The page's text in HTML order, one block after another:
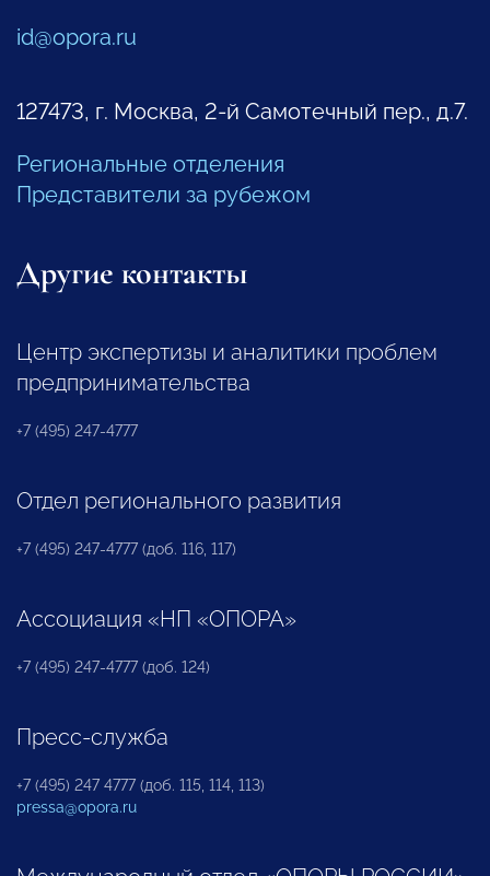
id@opora.ru
127473, г. Москва, 2-й Самотечный пер., д.7.
Региональные отделения
Представители за рубежом
Другие контакты
Центр экспертизы и аналитики проблем
предпринимательства
+7 (495) 247-4777
Отдел регионального развития
+7 (495) 247-4777 (доб. 116, 117)
Ассоциация «НП «ОПОРА»
+7 (495) 247-4777 (доб. 124)
Пресс-служба
+7 (495) 247 4777 (доб. 115, 114, 113)
pressa@opora.ru